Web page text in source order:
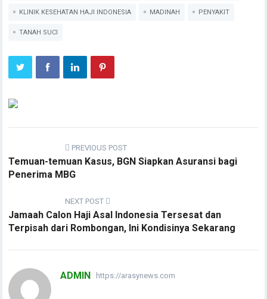
KLINIK KESEHATAN HAJI INDONESIA MADINAH PENYAKIT
TANAH SUCI
PREVIOUS POST
Temuan-temuan Kasus, BGN Siapkan Asuransi bagi
Penerima MBG
NEXT POST
Jamaah Calon Haji Asal Indonesia Tersesat dan
Terpisah dari Rombongan, Ini Kondisinya Sekarang
ADMIN https://arasynews.com